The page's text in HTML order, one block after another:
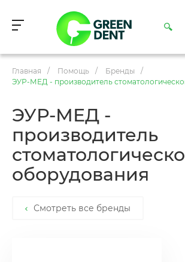
Главная / Помощь / Бренды
/
ЭУР-МЕД - производитель
ЭУР-МЕД -
производитель
оборудования
Смотреть все бренды